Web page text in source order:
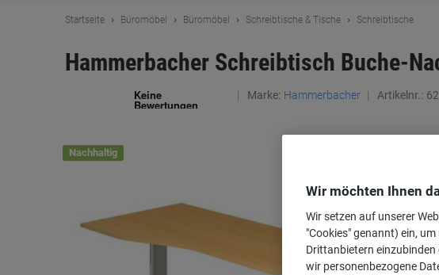
Startseite Büromöbel Büromöbel Schreibtische & Tische Schreibtische
Hammerbacher Schreibtisch Buche-
Marke: Hammerbacher Artikelnr.:
Nachhaltig
Wir möchten Ihnen
Wir setzen auf unserer
"Cookies" genannt) ein,
Drittanbietern einzubinden
wir personenbezogene